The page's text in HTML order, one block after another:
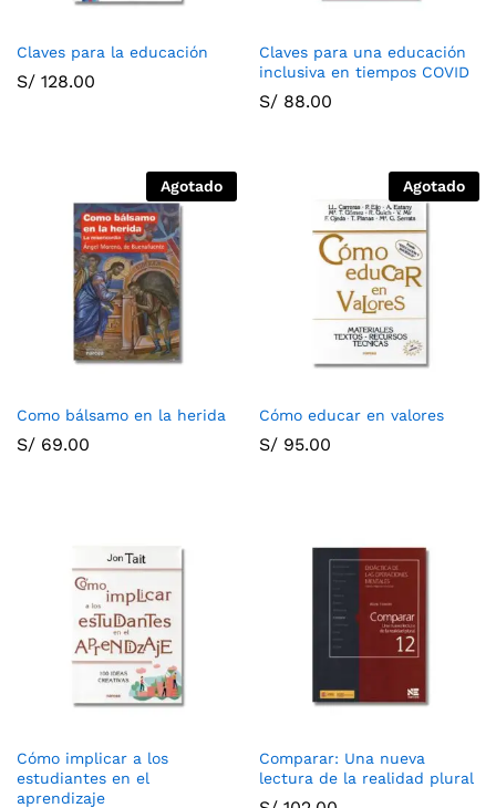
Claves para la educación
S/ 128.00
Claves para una educación
inclusiva en tiempos COVID
S/ 88.00
Agotado
Como bálsamo en la herida
S/ 69.00
Agotado
Cómo educar en valores
S/ 95.00
Cómo implicar a los
estudiantes en el
aprendizaje
Comparar: Una nueva
lectura de la realidad plural